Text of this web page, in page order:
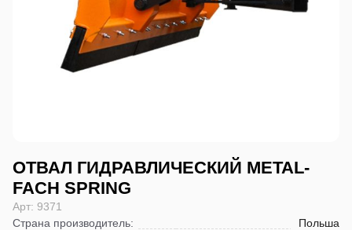
ОТВАЛ ГИДРАВЛИЧЕСКИЙ METAL-
FACH SPRING
Арт: 9371
Страна производитель:
Польша